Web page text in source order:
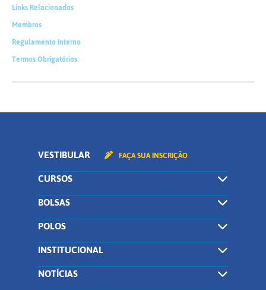
Links Relacionados
Membros
Regulamento Interno
Termos Obrigatórios
VESTIBULAR FAÇA SUA INSCRIÇÃO
CURSOS
BOLSAS
POLOS
INSTITUCIONAL
NOTÍCIAS